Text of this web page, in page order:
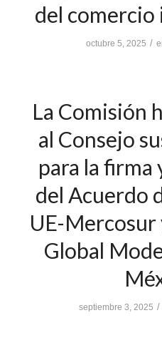
del
octubre 5, 2025 /
La Comisión
al Consejo
para la firma
del Acuerdo
UE-Mercosur
Global
septiembre 3, 2025 /